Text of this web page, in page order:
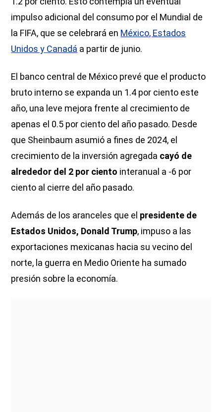
impulso adicional del consumo por el Mundial de
la FIFA, que se celebrará en México, Estados
Unidos y Canadá a partir de junio.
El banco central de México prevé que el producto
bruto interno se expanda un 1.4 por ciento este
año, una leve mejora frente al crecimiento de
apenas el 0.5 por ciento del año pasado. Desde
que Sheinbaum asumió a fines de 2024, el
crecimiento de la inversión agregada cayó de
alrededor del 2 por ciento interanual a -6 por
ciento al cierre del año pasado.
Además de los aranceles que el presidente de
Estados Unidos, Donald Trump, impuso a las
exportaciones mexicanas hacia su vecino del
norte, la guerra en Medio Oriente ha sumado
presión sobre la economía.